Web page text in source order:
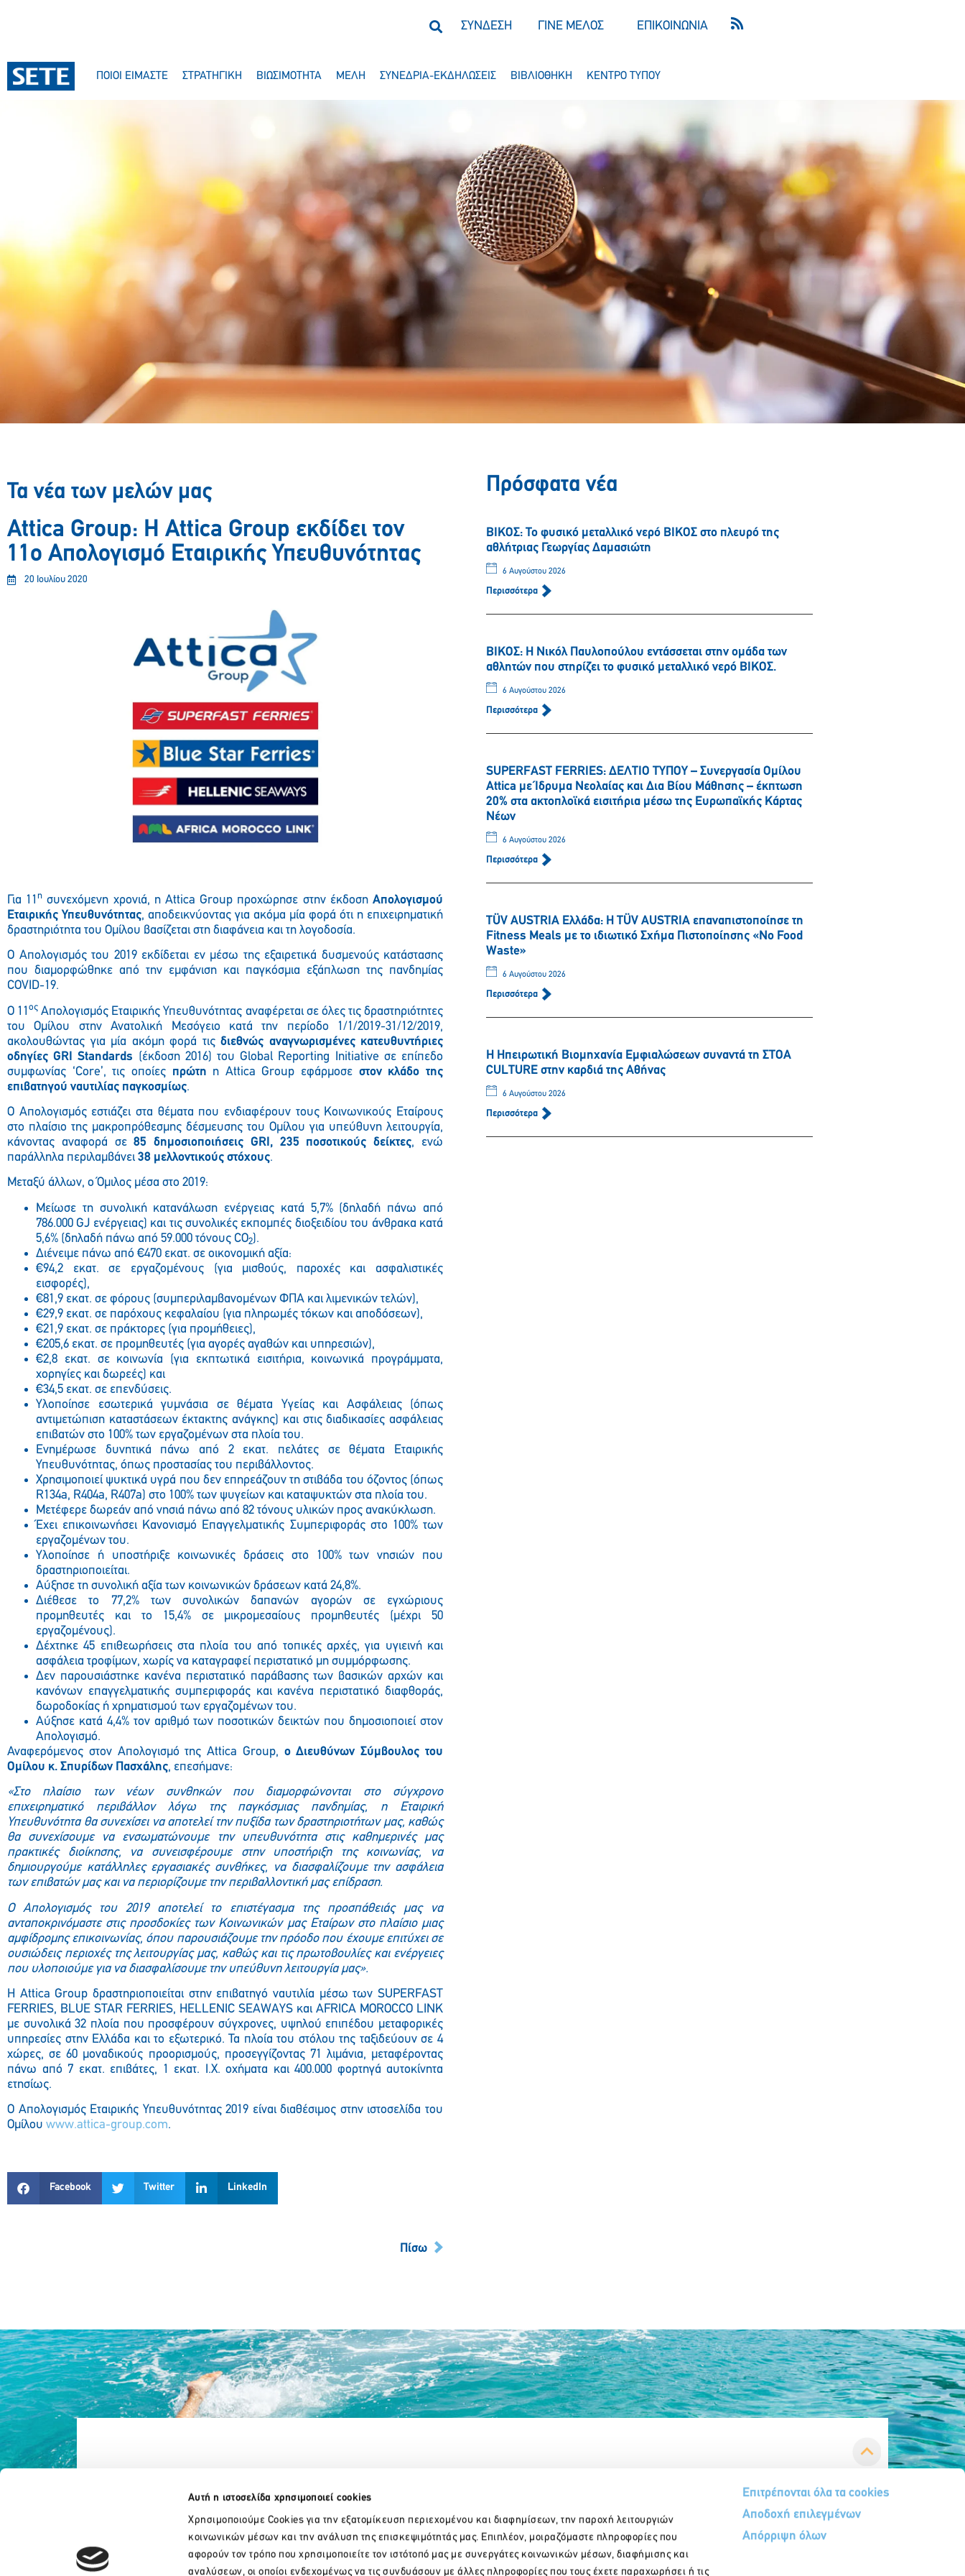
Αυτή η ιστοσελίδα χρησιμοποιεί cookies
Χρησιμοποιούμε Cookies για την εξατομίκευση περιεχομένου και διαφημίσεων, την παροχή λειτουργιών
κοινωνικών μέσων και την ανάλυση της επισκεψιμότητάς μας. Επιπλέον, μοιραζόμαστε πληροφορίες που
αφορούν τον τρόπο που χρησιμοποιείτε τον ιστότοπό μας με συνεργάτες κοινωνικών μέσων, διαφήμισης και
αναλύσεων, οι οποίοι ενδεχομένως να τις συνδυάσουν με άλλες πληροφορίες που τους έχετε παραχωρήσει ή τις
Επιτρέπονται όλα τα cookies
Αποδοχή επιλεγμένων
Απόρριψη όλων
ΣΥΝΔΕΣΗ ΓΙΝΕ ΜΕΛΟΣ ΕΠΙΚΟΙΝΩΝΙΑ
ΠΟΙΟΙ ΕΙΜΑΣΤΕ ΣΤΡΑΤΗΓΙΚΗ ΒΙΩΣΙΜΟΤΗΤΑ ΜΕΛΗ ΣΥΝΕΔΡΙΑ-ΕΚΔΗΛΩΣΕΙΣ ΒΙΒΛΙΟΘΗΚΗ ΚΕΝΤΡΟ ΤΥΠΟΥ
Τα νέα των μελών μας
Attica Group: Η Attica Group εκδίδει τον
11ο Απολογισμό Εταιρικής Υπευθυνότητας
20 Ιουλίου 2020
Για 11η συνεχόμενη χρονιά, η Attica Group προχώρησε στην έκδοσηΑπολογισμού
Εταιρικής Υπευθυνότητας, αποδεικνύοντας για ακόμα μία φορά ότι η επιχειρηματική
δραστηριότητα του Ομίλου βασίζεται στη διαφάνεια και τη λογοδοσία.
Ο Απολογισμός του 2019 εκδίδεται εν μέσω της εξαιρετικά δυσμενούς κατάστασης
που διαμορφώθηκε από την εμφάνιση και παγκόσμια εξάπλωση της πανδημίας
COVID-19.
Ο 11ος Απολογισμός Εταιρικής Υπευθυνότητας αναφέρεται σε όλες τις δραστηριότητες
του Ομίλου στην Ανατολική Μεσόγειο κατά την περίοδο 1/1/2019-31/12/2019,
ακολουθώντας για μία ακόμη φορά τις διεθνώς αναγνωρισμένες κατευθυντήριες
οδηγίες GRI Standards (έκδοση 2016) του Global Reporting Initiative σε επίπεδο
συμφωνίας ‘Core’, τις οποίες πρώτη η Attica Group εφάρμοσε στον κλάδο της
επιβατηγού ναυτιλίας παγκοσμίως.
Ο Απολογισμός εστιάζει στα θέματα που ενδιαφέρουν τους Κοινωνικούς Εταίρους
στο πλαίσιο της μακροπρόθεσμης δέσμευσης του Ομίλου για υπεύθυνη λειτουργία,
κάνοντας αναφορά σε85 δημοσιοποιήσεις GRI, 235 ποσοτικούς δείκτες, ενώ
παράλληλα περιλαμβάνει 38 μελλοντικούς στόχους.
Μεταξύ άλλων, ο Όμιλος μέσα στο 2019:
Μείωσε τη συνολική κατανάλωση ενέργειας κατά 5,7% (δηλαδή πάνω από
786.000 GJ ενέργειας) και τις συνολικές εκπομπές διοξειδίου του άνθρακα κατά
5,6% (δηλαδή πάνω από 59.000 τόνους CO2).
Διένειμε πάνω από €470 εκατ. σε οικονομική αξία:
€94,2 εκατ. σε εργαζομένους (για μισθούς, παροχές και ασφαλιστικές
εισφορές),
€81,9 εκατ. σε φόρους (συμπεριλαμβανομένων ΦΠΑ και λιμενικών τελών),
€29,9 εκατ. σε παρόχους κεφαλαίου (για πληρωμές τόκων και αποδόσεων),
€21,9 εκατ. σε πράκτορες (για προμήθειες),
€205,6 εκατ. σε προμηθευτές (για αγορές αγαθών και υπηρεσιών),
€2,8 εκατ. σε κοινωνία (για εκπτωτικά εισιτήρια, κοινωνικά προγράμματα,
χορηγίες και δωρεές) και
€34,5 εκατ. σε επενδύσεις.
Υλοποίησε εσωτερικά γυμνάσια σε θέματα Υγείας και Ασφάλειας (όπως
αντιμετώπιση καταστάσεων έκτακτης ανάγκης) και στις διαδικασίες ασφάλειας
επιβατών στο 100% των εργαζομένων στα πλοία του.
Ενημέρωσε δυνητικά πάνω από 2 εκατ. πελάτες σε θέματα Εταιρικής
Υπευθυνότητας, όπως προστασίας του περιβάλλοντος.
Χρησιμοποιεί ψυκτικά υγρά που δεν επηρεάζουν τη στιβάδα του όζοντος (όπως
R134a, R404a, R407a) στο 100% των ψυγείων και καταψυκτών στα πλοία του.
Μετέφερε δωρεάν από νησιά πάνω από 82 τόνους υλικών προς ανακύκλωση.
Έχει επικοινωνήσει Κανονισμό Επαγγελματικής Συμπεριφοράς στο 100% των
εργαζομένων του.
Υλοποίησε ή υποστήριξε κοινωνικές δράσεις στο 100% των νησιών που
δραστηριοποιείται.
Αύξησε τη συνολική αξία των κοινωνικών δράσεων κατά 24,8%.
Διέθεσε το 77,2% των συνολικών δαπανών αγορών σε εγχώριους
προμηθευτές και το 15,4% σε μικρομεσαίους προμηθευτές (μέχρι 50
εργαζομένους).
Δέχτηκε 45 επιθεωρήσεις στα πλοία του από τοπικές αρχές, για υγιεινή και
ασφάλεια τροφίμων, χωρίς να καταγραφεί περιστατικό μη συμμόρφωσης.
Δεν παρουσιάστηκε κανένα περιστατικό παράβασης των βασικών αρχών και
κανόνων επαγγελματικής συμπεριφοράς και κανένα περιστατικό διαφθοράς,
δωροδοκίας ή χρηματισμού των εργαζομένων του.
Αύξησε κατά 4,4% τον αριθμό των ποσοτικών δεικτών που δημοσιοποιεί στον
Απολογισμό.
Αναφερόμενος στον Απολογισμό της Attica Group, ο Διευθύνων Σύμβουλος του
Ομίλου κ. Σπυρίδων Πασχάλης, επεσήμανε:
«Στο πλαίσιο των νέων συνθηκών που διαμορφώνονται στο σύγχρονο
επιχειρηματικό περιβάλλον λόγω της παγκόσμιας πανδημίας, η Εταιρική
Υπευθυνότητα θα συνεχίσει να αποτελεί την πυξίδα των δραστηριοτήτων μας, καθώς
θα συνεχίσουμε να ενσωματώνουμε την υπευθυνότητα στις καθημερινές μας
πρακτικές διοίκησης, να συνεισφέρουμε στην υποστήριξη της κοινωνίας, να
δημιουργούμε κατάλληλες εργασιακές συνθήκες, να διασφαλίζουμε την ασφάλεια
των επιβατών μας και να περιορίζουμε την περιβαλλοντική μας επίδραση.
Ο Απολογισμός του 2019 αποτελεί το επιστέγασμα της προσπάθειάς μας να
ανταποκρινόμαστε στις προσδοκίες των Κοινωνικών μας Εταίρων στο πλαίσιο μιας
αμφίδρομης επικοινωνίας, όπου παρουσιάζουμε την πρόοδο που έχουμε επιτύχει σε
ουσιώδεις περιοχές της λειτουργίας μας, καθώς και τις πρωτοβουλίες και ενέργειες
που υλοποιούμε για να διασφαλίσουμε την υπεύθυνη λειτουργία μας».
H Attica Group δραστηριοποιείται στην επιβατηγό ναυτιλία μέσω των SUPERFAST
FERRIES, BLUE STAR FERRIES, HELLENIC SEAWAYS και AFRICA MOROCCO LINK
με συνολικά 32 πλοία που προσφέρουν σύγχρονες, υψηλού επιπέδου μεταφορικές
υπηρεσίες στην Ελλάδα και το εξωτερικό. Τα πλοία του στόλου της ταξιδεύουν σε 4
χώρες, σε 60 μοναδικούς προορισμούς, προσεγγίζοντας 71 λιμάνια, μεταφέροντας
πάνω από 7 εκατ. επιβάτες, 1 εκατ. Ι.Χ. οχήματα και 400.000 φορτηγά αυτοκίνητα
ετησίως.
Ο Απολογισμός Εταιρικής Υπευθυνότητας 2019 είναι διαθέσιμος στην ιστοσελίδα του
Ομίλου www.attica-group.com.
Facebook Twitter LinkedIn
Πίσω
Πρόσφατα νέα
ΒΙΚΟΣ: Το φυσικό μεταλλικό νερό ΒΙΚΟΣ στο πλευρό της
αθλήτριας Γεωργίας Δαμασιώτη
6 Αυγούστου 2026
Περισσότερα
ΒΙΚΟΣ: Η Νικόλ Παυλοπούλου εντάσσεται στην ομάδα των
αθλητών που στηρίζει το φυσικό μεταλλικό νερό ΒΙΚΟΣ.
6 Αυγούστου 2026
Περισσότερα
SUPERFAST FERRIES: ΔΕΛΤΙΟ ΤΥΠΟΥ – Συνεργασία Ομίλου
Attica με Ίδρυμα Νεολαίας και Δια Βίου Μάθησης – έκπτωση
20% στα ακτοπλοϊκά εισιτήρια μέσω της Ευρωπαϊκής Κάρτας
Νέων
6 Αυγούστου 2026
Περισσότερα
TÜV AUSTRIA Ελλάδα: Η TÜV AUSTRIA επαναπιστοποίησε τη
Fitness Meals με το ιδιωτικό Σχήμα Πιστοποίησης «No Food
Waste»
6 Αυγούστου 2026
Περισσότερα
Η Ηπειρωτική Βιομηχανία Εμφιαλώσεων συναντά τη ΣΤΟΑ
CULTURE στην καρδιά της Αθήνας
6 Αυγούστου 2026
Περισσότερα
Παρακαλώ περιμένετε…